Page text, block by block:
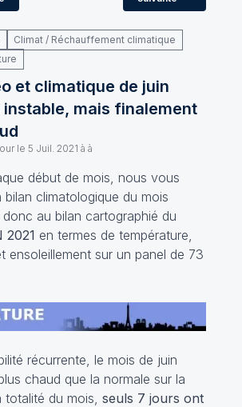
Climat / Réchauffement climatique
et climatique de juin
instable, mais finalement
le 5 Juil. 2021 à à
début de mois, nous vous
climatologique du mois
au bilan cartographié du
2021 en termes de température,
ensoleillement sur un panel de 73
récurrente, le mois de juin
chaud que la normale sur la
totalité du mois, seuls 7 jours ont